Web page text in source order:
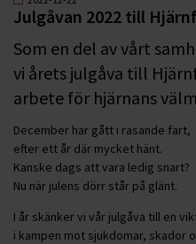
Julgåvan 2022 till
Som en del av vårt
vi årets julgåva till
arbete för hjärnans
December har gått i rasande fart,
efter ett år där mycket hänt.
Kanske dags att vara ledig snart?
Nu när julens dörr står på glänt.
I år skänker vi vår julgåva till en
i kampen mot sjukdomar, skador